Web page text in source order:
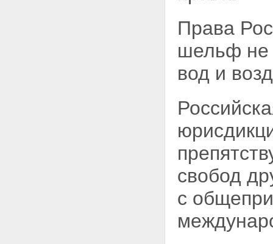
Права
шельф
вод и
свобод
с